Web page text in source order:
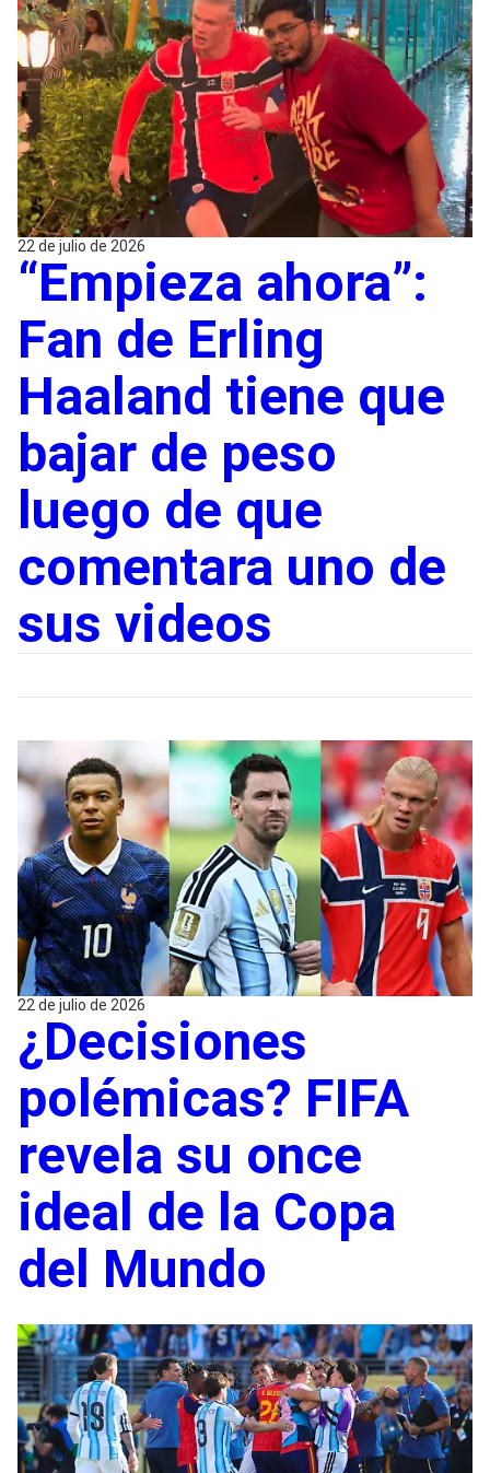
22 de julio de 2026
“Empieza ahora”:
Fan de Erling
Haaland tiene que
bajar de peso
luego de que
comentara uno de
sus videos
22 de julio de 2026
¿Decisiones
polémicas? FIFA
revela su once
ideal de la Copa
del Mundo